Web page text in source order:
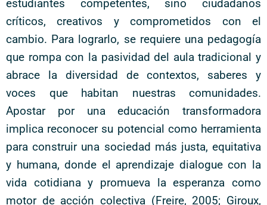
estudiantes competentes, sino ciudadanos
críticos, creativos y comprometidos con el
cambio. Para lograrlo, se requiere una pedagogía
que rompa con la pasividad del aula tradicional y
abrace la diversidad de contextos, saberes y
voces que habitan nuestras comunidades.
Apostar por una educación transformadora
implica reconocer su potencial como herramienta
para construir una sociedad más justa, equitativa
y humana, donde el aprendizaje dialogue con la
vida cotidiana y promueva la esperanza como
motor de acción colectiva (Freire, 2005; Giroux,